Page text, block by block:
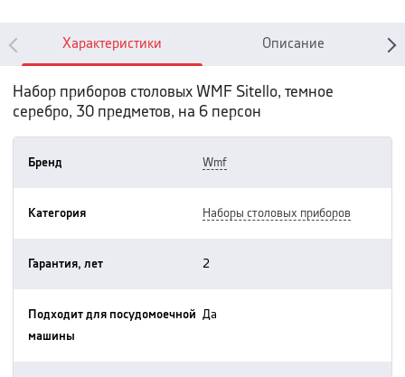
Характеристики Описание
Набор приборов столовых WMF Sitello, темное
серебро, 30 предметов, на 6 персон
Бренд wmf
Категория наборы столовых приборов
Гарантия, лет 2
Подходит для посудомоечной
машины
да